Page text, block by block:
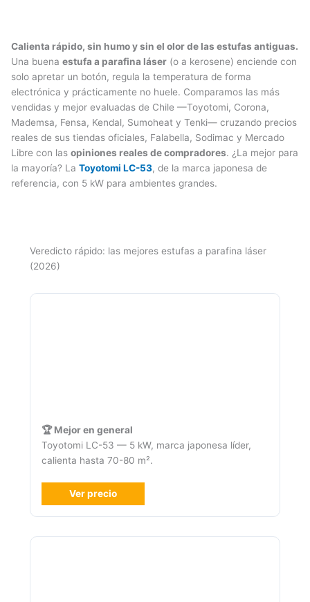
Calienta rápido, sin humo y sin el olor de las estufas antiguas.
Una buena estufa a parafina láser (o a kerosene) enciende con
solo apretar un botón, regula la temperatura de forma
electrónica y prácticamente no huele. Comparamos las más
vendidas y mejor evaluadas de Chile —Toyotomi, Corona,
Mademsa, Fensa, Kendal, Sumoheat y Tenki— cruzando precios
reales de sus tiendas oficiales, Falabella, Sodimac y Mercado
Libre con las opiniones reales de compradores. ¿La mejor para
la mayoría? La Toyotomi LC-53, de la marca japonesa de
referencia, con 5 kW para ambientes grandes.
Veredicto rápido: las mejores estufas a parafina láser
(2026)
🏆 Mejor en general
Toyotomi LC-53 — 5 kW, marca japonesa líder,
calienta hasta 70-80 m².
Ver precio